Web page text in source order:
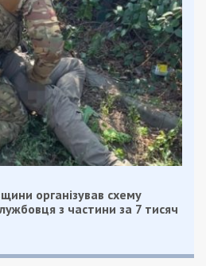
організував схему
з частини за 7 тисяч